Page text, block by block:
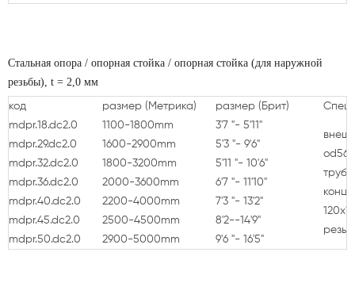
Стальная опора / опорная стойка / опорная стойка (для наружной
резьбы), t = 2,0 мм
код размер (Метрика) размер (Брит)
mdpr.18.dc2.0
1100-1800mm
3'7 "- 5'11"
mdpr.29.dc2.0 1600-2900mm
5'3 "- 9'6"
mdpr.32.dc2.0
1800-3200mm
5'11 "- 10'6"
mdpr.36.dc2.0
2000-3600mm
6'7 "- 11'10"
mdpr.40.dc2.0
2200-4000mm
7'3 "- 13'2"
mdpr.45.dc2.0
2500-4500mm
8'2--14'9"
mdpr.50.dc2.0
2900-5000mm 9'6 "- 16'5"